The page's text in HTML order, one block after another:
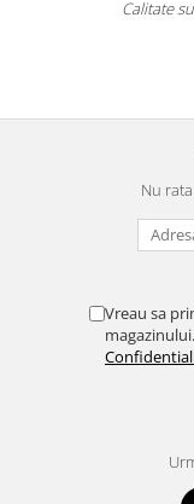
Calitate
Nu
Vreau sa